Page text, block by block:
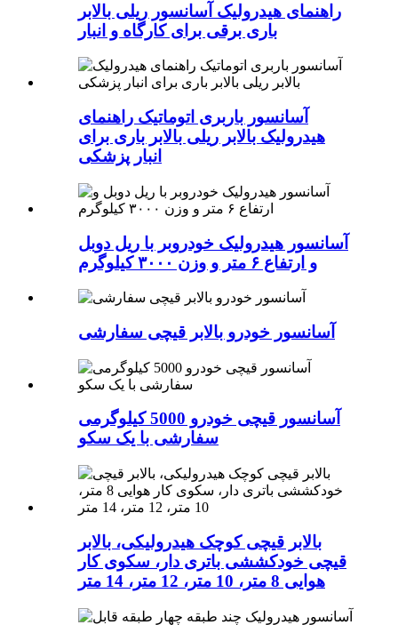
راهنمای هیدرولیک آسانسور ریلی بالابر
باری برقی برای کارگاه و انبار
آسانسور باربری اتوماتیک راهنمای
هیدرولیک بالابر ریلی بالابر باری برای
انبار پزشکی
آسانسور هیدرولیک خودروبر با ریل دوبل
و ارتفاع ۶ متر و وزن ۳۰۰۰ کیلوگرم
آسانسور خودرو بالابر قیچی سفارشی
آسانسور قیچی خودرو 5000 کیلوگرمی
سفارشی با یک سکو
بالابر قیچی کوچک هیدرولیکی، بالابر
قیچی خودکششی باتری دار، سکوی کار
هوایی 8 متر، 10 متر، 12 متر، 14 متر